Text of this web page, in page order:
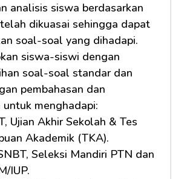
analisis siswa berdasarkan
dikuasai sehingga dapat
soal-soal yang dihadapi.
soal-soal standar dan
pembahasan dan
untuk menghadapi:
Ujian Akhir Sekolah & Tes
Akademik (TKA).
IUP.